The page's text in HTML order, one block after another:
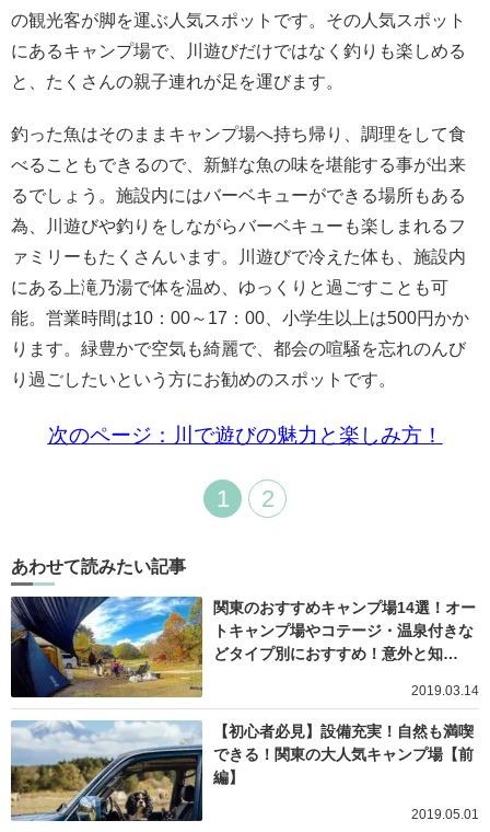
の観光客が脚を運ぶ人気スポットです。その人気スポット
にあるキャンプ場で、川遊びだけではなく釣りも楽しめる
と、たくさんの親子連れが足を運びます。
釣った魚はそのままキャンプ場へ持ち帰り、調理をして食
べることもできるので、新鮮な魚の味を堪能する事が出来
るでしょう。施設内にはバーベキューができる場所もある
為、川遊びや釣りをしながらバーベキューも楽しまれるフ
ァミリーもたくさんいます。川遊びで冷えた体も、施設内
にある上滝乃湯で体を温め、ゆっくりと過ごすことも可
能。営業時間は10：00～17：00、小学生以上は500円かか
ります。緑豊かで空気も綺麗で、都会の喧騒を忘れのんび
り過ごしたいという方にお勧めのスポットです。
次のページ：川で遊びの魅力と楽しみ方！
1 2
あわせて読みたい記事
関東のおすすめキャンプ場14選！オー
トキャンプ場やコテージ・温泉付きな
どタイプ別におすすめ！意外と知…
2019.03.14
【初心者必見】設備充実！自然も満喫
できる！関東の大人気キャンプ場【前
編】
2019.05.01